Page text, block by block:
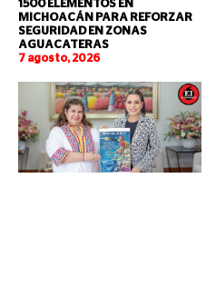
1500 ELEMENTOS EN
MICHOACÁN PARA REFORZAR
SEGURIDAD EN ZONAS
AGUACATERAS
7 agosto, 2026